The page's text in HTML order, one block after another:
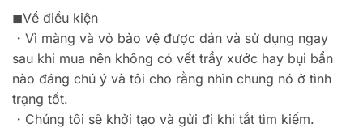
◼︎Về điều kiện
・Vì màng và vỏ bảo vệ được dán và sử dụng ngay
sau khi mua nên không có vết trầy xước hay bụi bẩn
nào đáng chú ý và tôi cho rằng nhìn chung nó ở tình
trạng tốt.
・Chúng tôi sẽ khởi tạo và gửi đi khi tắt tìm kiếm.